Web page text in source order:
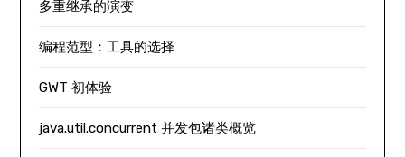
多重继承的演变
编程范型：工具的选择
GWT 初体验
java.util.concurrent 并发包诸类概览